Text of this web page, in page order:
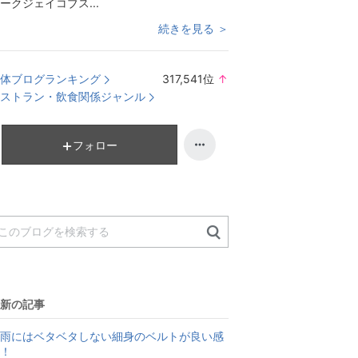
クジェイコブス...
続きを見る ＞
ブログランキング 317,541位 ↑
トラン・飲食関係ジャンル
フォロー
の記事
にはベタベタしない細身のベルトが良い感